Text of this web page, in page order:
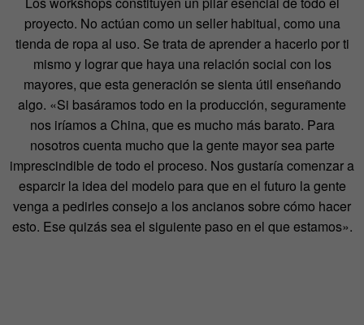
proyecto. No actúan como un seller habitual, como una
tienda de ropa al uso. Se trata de aprender a hacerlo por ti
mismo y lograr que haya una relación social con los
mayores, que esta generación se sienta útil enseñando
algo. «Si basáramos todo en la producción, seguramente
nos iríamos a China, que es mucho más barato. Para
nosotros cuenta mucho que la gente mayor sea parte
imprescindible de todo el proceso. Nos gustaría comenzar a
esparcir la idea del modelo para que en el futuro la gente
venga a pedirles consejo a los ancianos sobre cómo hacer
esto. Ese quizás sea el siguiente paso en el que estamos».